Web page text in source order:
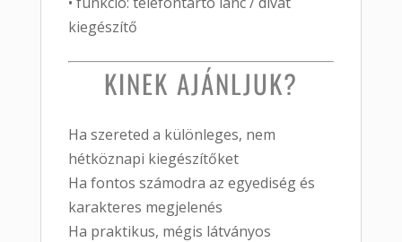
kiegészítő
KINEK AJÁNLJUK?
Ha szereted a különleges, nem
hétköznapi kiegészítőket
Ha fontos számodra az egyediség és
karakteres megjelenés
Ha praktikus, mégis látványos